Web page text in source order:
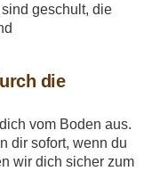
geschult, die
die
vom Boden aus.
dir sofort, wenn du
wir dich sicher zum